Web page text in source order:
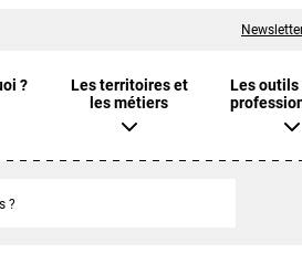
?
Les territoires et
les métiers
Les outils
?